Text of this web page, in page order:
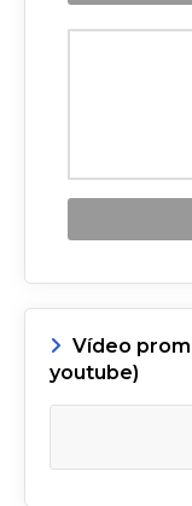
Vídeo
youtube)